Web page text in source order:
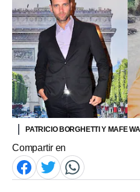
PATRICIO BORGHETTI Y MAFE
Compartir en